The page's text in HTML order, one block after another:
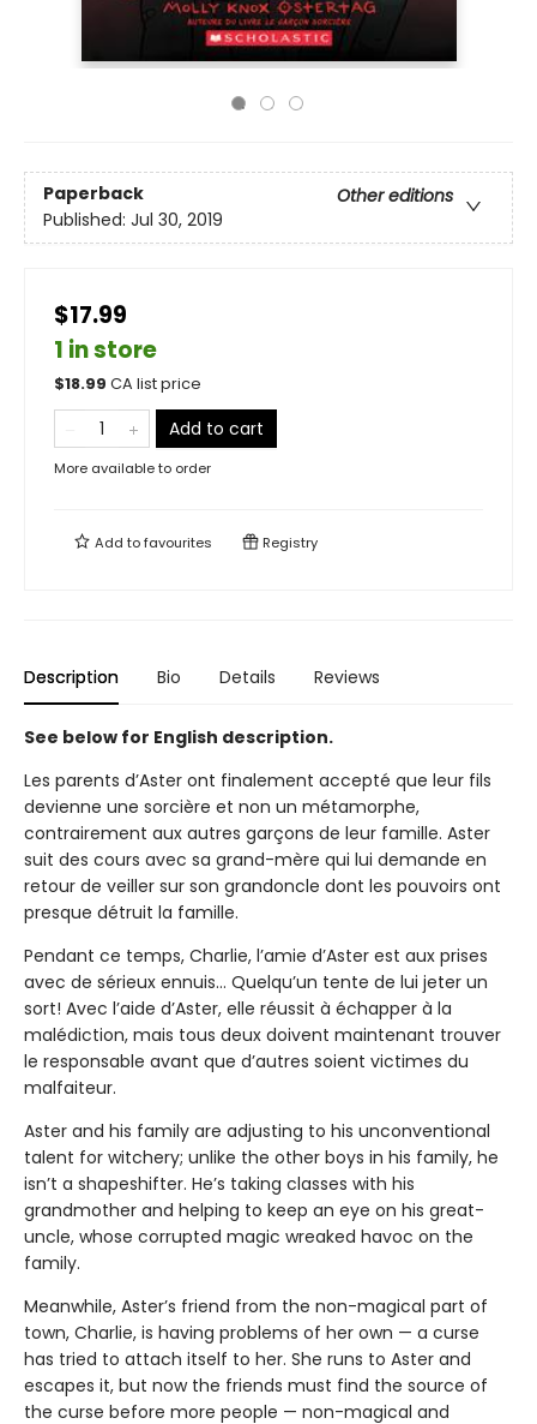
Paperback
Other editions
Published: Jul 30, 2019
$17.99
1 in store
$18.99 CA list price
Add to cart
More available to order
Add tofavourites Registry
Description Bio Details Reviews
See below for English description.
Les parents d’Aster ont finalement accepté que leur fils
devienne une sorcière et non un métamorphe,
contrairement aux autres garçons de leur famille. Aster
suit des cours avec sa grand-mère qui lui demande en
retour de veiller sur son grandoncle dont les pouvoirs ont
presque détruit la famille.
Pendant ce temps, Charlie, l’amie d’Aster est aux prises
avec de sérieux ennuis… Quelqu’un tente de lui jeter un
sort! Avec l’aide d’Aster, elle réussit à échapper à la
malédiction, mais tous deux doivent maintenant trouver
le responsable avant que d’autres soient victimes du
malfaiteur.
Aster and his family are adjusting to his unconventional
talent for witchery; unlike the other boys in his family, he
isn’t a shapeshifter. He’s taking classes with his
grandmother and helping to keep an eye on his great-
uncle, whose corrupted magic wreaked havoc on the
family.
Meanwhile, Aster’s friend from the non-magical part of
town, Charlie, is having problems of her own — a curse
has tried to attach itself to her. She runs to Aster and
escapes it, but now the friends must find the source of
the curse before more people — non-magical and